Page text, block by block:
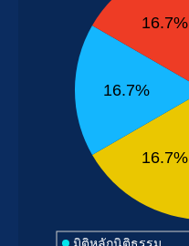
16.7%
16.7%
16.7%